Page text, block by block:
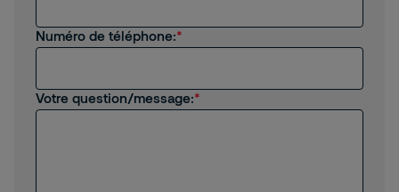
Numéro de téléphone:
Votre question/message: